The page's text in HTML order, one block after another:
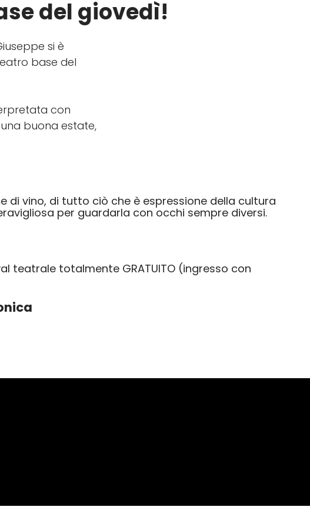
del giovedì!
si è
base del
con
buona estate,
di vino, di tutto ciò che è espressione della cultura
per guardarla con occhi sempre diversi.
teatrale totalmente GRATUITO (ingresso con